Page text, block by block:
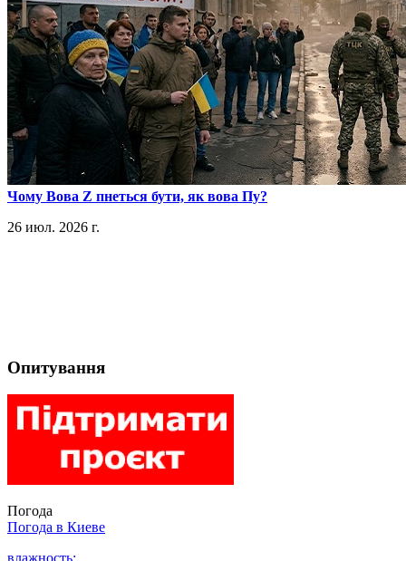
​Чому Вова Z пнеться бути, як вова Пу?
26 июл. 2026 г.
Опитування
Погода
Погода в Киеве